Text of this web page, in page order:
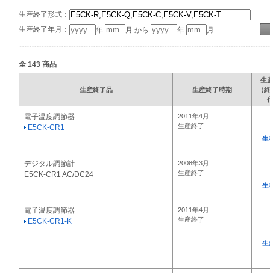
生産終了形式：
生産終了年月：
年 月 から 年 月
全 143 商品
生産終了品 生産終了時期
生
（
電子温度調節器
E5CK-CR1
2011年4月
生産終了
生
デジタル調節計
E5CK-CR1 AC/DC24
2008年3月
生産終了
生
電子温度調節器
E5CK-CR1-K
2011年4月
生産終了
生